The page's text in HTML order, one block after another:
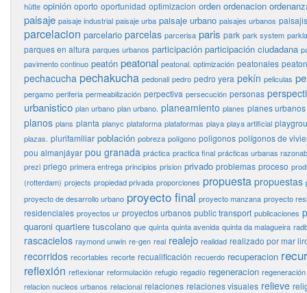
hütte opinión oporto oportunidad optimizacion orden ordenacion
paisaje paisaje industrial paisaje urba paisaje urbano paisajes urbanos
parcelacion parcelario parcelas parcerisa paris park park system
parques en altura parques urbanos participación participación ciudadana
pavimento continuo peatón peatonal peatonal. optimización peatonales
pechacucha pechakucha pedonali pedro pedro yera pekín peliculas
pergamo periferia permeabilización perpectiva persecución personas
urbanistico plan urbano plan urbano. planeamiento planes planes urbanos
planos plans planta planyc plataforma plataformas playa playa artificial
plazas. plurifamiliar población pobreza polígono poligonos polígonos de
pou almanjáyar pou granada práctica practica final prácticas urbanas
prezi priego primera entrega principios prision privado problemas proceso
(rotterdam) projects propiedad privada proporciones propuesta propuestas
proyecto de desarrollo urbano proyecto final proyecto manzana proyecto
residenciales proyectos ur proyectos urbanos public transport publicaciones
quaroni quartiere tuscolano que quinta quinta avenida quinta da malagueira
rascacielos raymond unwin re-gen real realejo realidad realizado por mar
recorridos recortables recorte recualificación recuerdo recuperacion
reflexión reflexionar reformulación refugio regadío regeneracion
relacion nucleos urbanos relacional relaciones relaciones visuales relieve